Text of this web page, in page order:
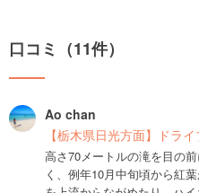
口コミ（11件）
Ao chan
【栃木県日光方面】ドラ
高さ70メートルの滝を目の
く、例年10月中旬頃から紅